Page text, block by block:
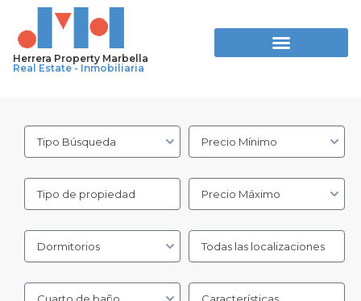
Herrera Property Marbella
Real Estate - Inmobiliaria
Tipo Búsqueda
Tipo de propiedad
Precio Mínimo
Precio Máximo
Dormitorios Todas las localizaciones